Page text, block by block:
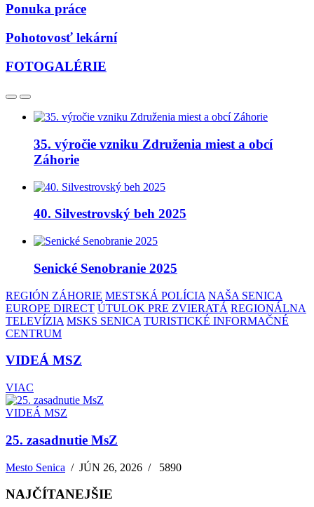
Ponuka práce
Pohotovosť lekární
FOTOGALÉRIE
35. výročie vzniku Združenia miest a obcí
Záhorie
40. Silvestrovský beh 2025
Senické Senobranie 2025
REGIÓN ZÁHORIE MESTSKÁ POLÍCIA NAŠA SENICA
EUROPE DIRECT ÚTULOK PRE ZVIERATÁ REGIONÁLNA
TELEVÍZIA MSKS SENICA TURISTICKÉ INFORMAČNÉ
CENTRUM
VIDEÁ MSZ
VIAC
VIDEÁ MSZ
25. zasadnutie MsZ
Mesto Senica /JÚN 26, 2026 / 5890
NAJČÍTANEJŠIE